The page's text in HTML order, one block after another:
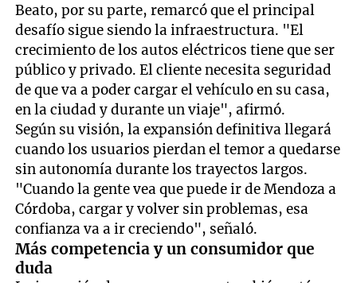
Beato, por su parte, remarcó que el principal
desafío sigue siendo la infraestructura. "El
crecimiento de los autos eléctricos tiene que ser
público y privado. El cliente necesita seguridad
de que va a poder cargar el vehículo en su casa,
en la ciudad y durante un viaje", afirmó.
Según su visión, la expansión definitiva llegará
cuando los usuarios pierdan el temor a quedarse
sin autonomía durante los trayectos largos.
"Cuando la gente vea que puede ir de Mendoza a
Córdoba, cargar y volver sin problemas, esa
confianza va a ir creciendo", señaló.
Más competencia y un consumidor que
duda